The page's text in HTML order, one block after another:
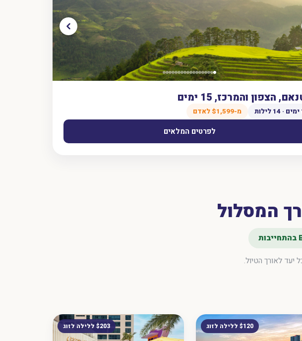
הצפון והמרכז, 15 ימים
מ-$1,599 לאדם
לפרטים המלאים
המסלול
יעד לאורך הטיול.
$120 ללילה לזוג $203 ללילה לזוג